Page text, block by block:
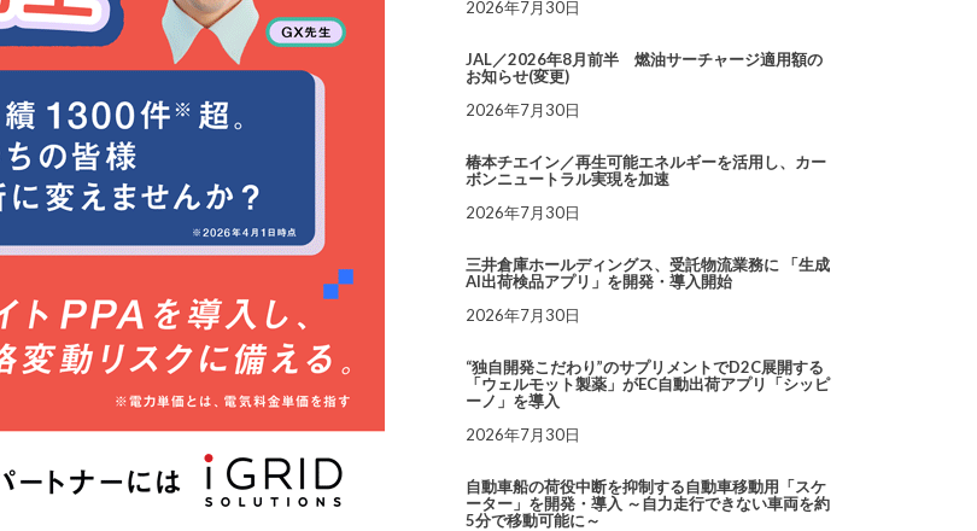
2026年7月30日
JAL／2026年8月前半 燃油サーチャージ適用額の
お知らせ(変更)
2026年7月30日
椿本チエイン／再生可能エネルギーを活用し、カー
ボンニュートラル実現を加速
2026年7月30日
三井倉庫ホールディングス、受託物流業務に 「生成
AI出荷検品アプリ」を開発・導入開始
2026年7月30日
“独自開発こだわり”のサプリメントでD2C展開する
「ウェルモット製薬」がEC自動出荷アプリ「シッピ
ーノ」を導入
2026年7月30日
自動車船の荷役中断を抑制する自動車移動用「スケ
ーター」を開発・導入 ～自力走行できない車両を約
5分で移動可能に～